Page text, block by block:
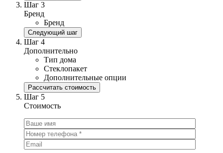
Шаг 3
Бренд
Бренд
Следующий шаг
Шаг 4
Дополнительно
Тип дома
Стеклопакет
Дополнительные опции
Рассчитать стоимость
Шаг 5
Стоимость